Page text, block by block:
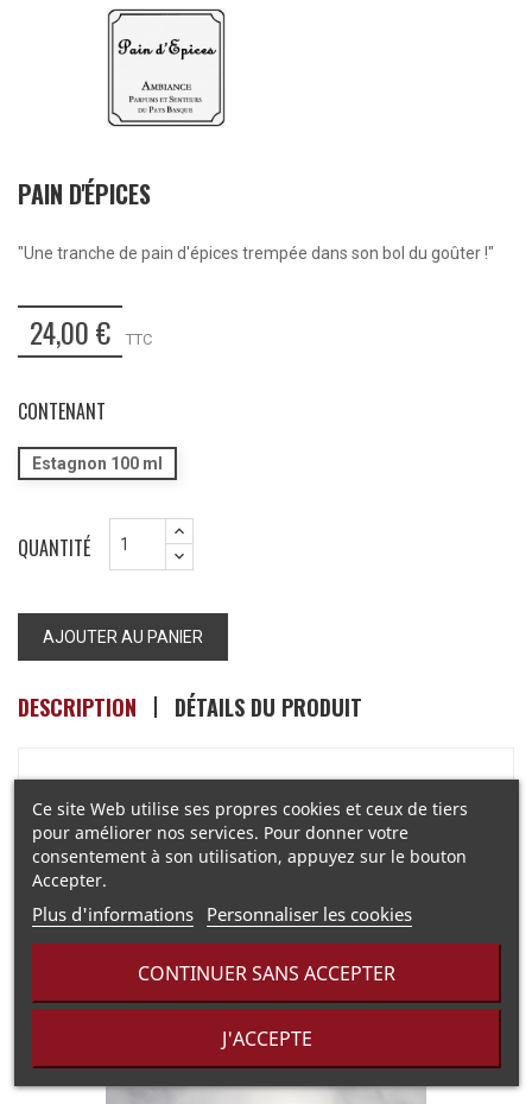
Ce site Web utilise ses propres cookies et ceux de tiers
pour améliorer nos services. Pour donner votre
consentement à son utilisation, appuyez sur le bouton
Accepter.
Plus d'informations Personnaliser les cookies
CONTINUER SANS ACCEPTER
J'ACCEPTE
PAIN D'ÉPICES
"Une tranche de pain d'épices trempée dans son bol du goûter !"
24,00 € TTC
CONTENANT
Estagnon 100 ml
QUANTITÉ
AJOUTER AU PANIER
DESCRIPTION DÉTAILS DU PRODUIT
goûter !"
Informations Réglementaires
▶